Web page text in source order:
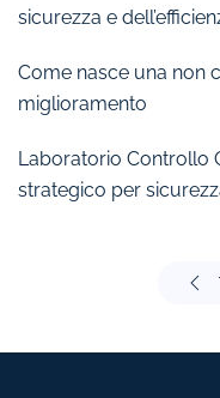
sicurezza e
Come nasce una non
miglioramento
Laboratorio Controllo
strategico per